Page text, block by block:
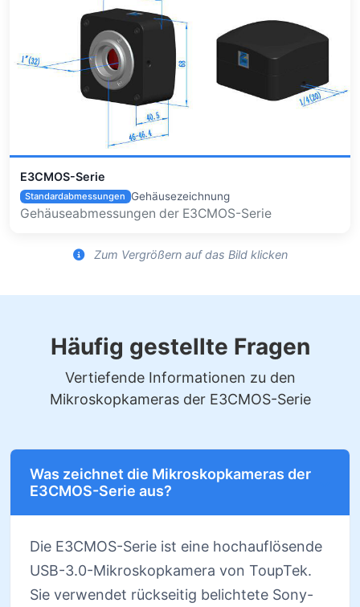
E3CMOS-Serie
Standardabmessungen Gehäusezeichnung
Gehäuseabmessungen der E3CMOS-Serie
Zum Vergrößern auf das Bild klicken
Häufig gestellte Fragen
Vertiefende Informationen zu den
Mikroskopkameras der E3CMOS-Serie
Was zeichnet die Mikroskopkameras der
E3CMOS-Serie aus?
Die E3CMOS-Serie ist eine hochauflösende
USB-3.0-Mikroskopkamera von ToupTek.
Sie verwendet rückseitig belichtete Sony-